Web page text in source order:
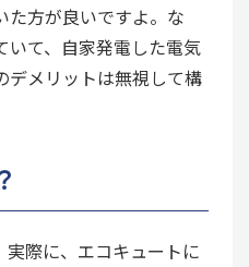
た方が良いですよ。な
いて、自家発電した電気
デメリットは無視して構
実際に、エコキュートに